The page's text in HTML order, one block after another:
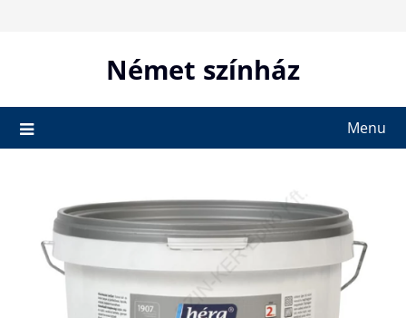
Német színház
Menu